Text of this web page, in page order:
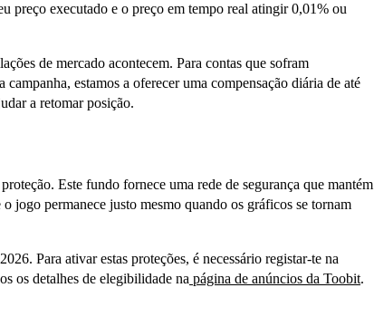
preço executado e o preço em tempo real atingir 0,01% ou
de mercado acontecem. Para contas que sofram
estamos a oferecer uma compensação diária de até
a retomar posição.
Este fundo fornece uma rede de segurança que mantém
jogo permanece justo mesmo quando os gráficos se tornam
Para ativar estas proteções, é necessário registar-te na
os detalhes de elegibilidade na página de anúncios da Toobit.